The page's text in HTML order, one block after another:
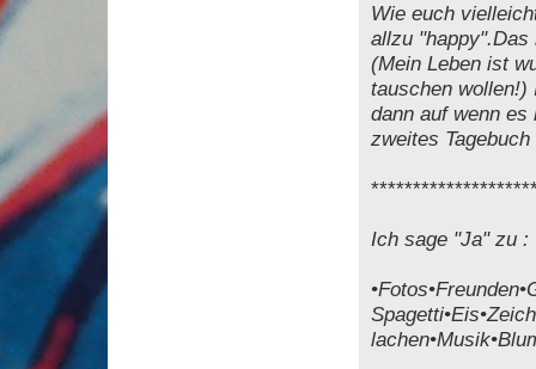
Wie euch
allzu
(Mein Leben ist
tauschen wollen!)
dann auf wenn
zweites
Ich sage "Ja" zu :